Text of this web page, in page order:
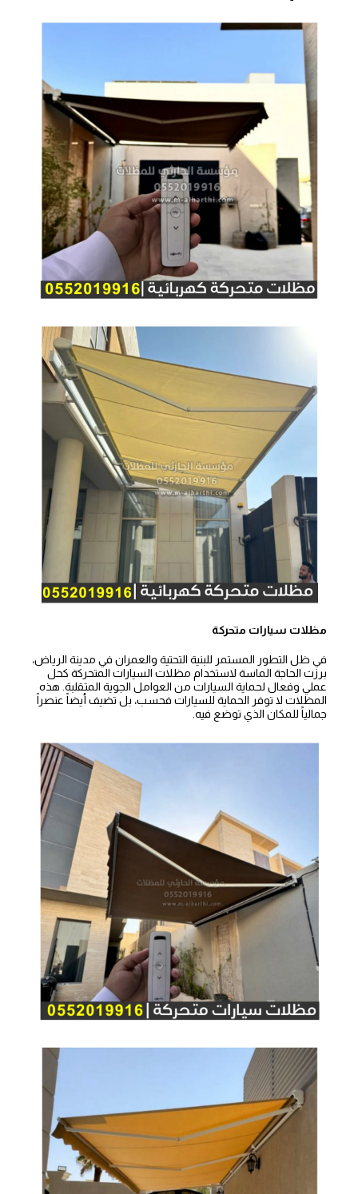
مظلات سيارات متحركة
في ظل التطور المستمر للبنية التحتية والعمران في مدينة الرياض،
برزت الحاجة الماسة لاستخدام مظلات السيارات المتحركة كحل
عملي وفعال لحماية السيارات من العوامل الجوية المتقلبة. هذه
المظلات لا توفر الحماية للسيارات فحسب، بل تضيف أيضاً عنصراً
جمالياً للمكان الذي توضع فيه.